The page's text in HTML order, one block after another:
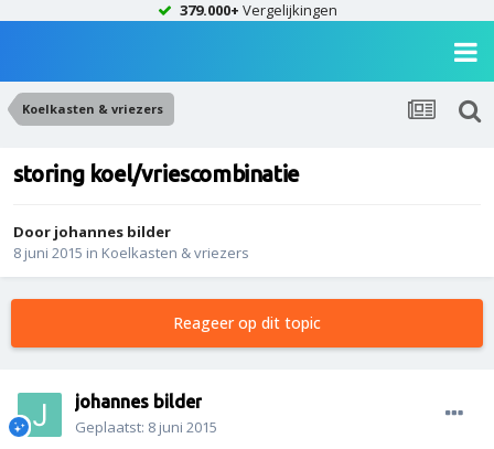
379.000+ Vergelijkingen
Koelkasten & vriezers
storing koel/vriescombinatie
Door johannes bilder
8 juni 2015 in Koelkasten & vriezers
Reageer op dit topic
johannes bilder
Geplaatst: 8 juni 2015